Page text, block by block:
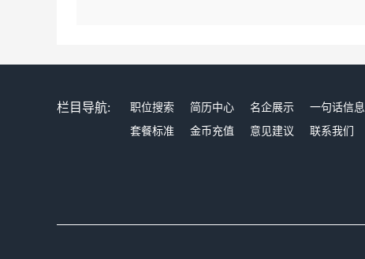
栏目导航: 职位搜索 简历中心 名企展示 一句话信息
套餐标准
金币充值 意见建议 联系我们